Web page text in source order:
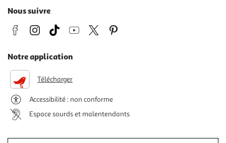
Nous suivre
Notre application
Télécharger
Accessibilité : non conforme
Espace sourds et malentendants